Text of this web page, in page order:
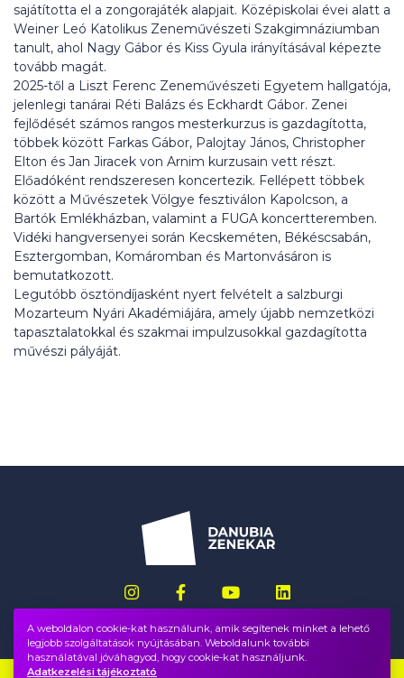
sajátította el a zongorajáték alapjait. Középiskolai évei alatt a
Weiner Leó Katolikus Zeneművészeti Szakgimnáziumban
tanult, ahol Nagy Gábor és Kiss Gyula irányításával képezte
tovább magát.
2025-től a Liszt Ferenc Zeneművészeti Egyetem hallgatója,
jelenlegi tanárai Réti Balázs és Eckhardt Gábor. Zenei
fejlődését számos rangos mesterkurzus is gazdagította,
többek között Farkas Gábor, Palojtay János, Christopher
Elton és Jan Jiracek von Arnim kurzusain vett részt.
Előadóként rendszeresen koncertezik. Fellépett többek
között a Művészetek Völgye fesztiválon Kapolcson, a
Bartók Emlékházban, valamint a FUGA koncertteremben.
Vidéki hangversenyei során Kecskeméten, Békéscsabán,
Esztergomban, Komáromban és Martonvásáron is
bemutatkozott.
Legutóbb ösztöndíjasként nyert felvételt a salzburgi
Mozarteum Nyári Akadémiájára, amely újabb nemzetközi
tapasztalatokkal és szakmai impulzusokkal gazdagította
művészi pályáját.
A weboldalon cookie-kat használunk, amik segítenek minket a lehető
legjobb szolgáltatások nyújtásában. Weboldalunk további
használatával jóváhagyod, hogy cookie-kat használjunk.
Adatkezelési tájékoztató